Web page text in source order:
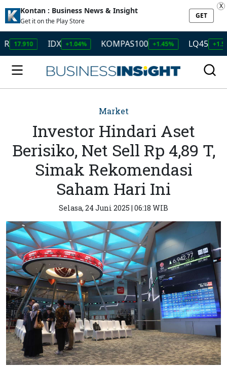
Kontan : Business News & Insight
Get it on the Play Store
GET
X
IDX +1.04% KOMPAS100 +1.45% LQ45 +1.50%
Market
Investor Hindari Aset
Berisiko, Net Sell Rp 4,89 T,
Simak Rekomendasi
Saham Hari Ini
Selasa, 24 Juni 2025 | 06:18 WIB